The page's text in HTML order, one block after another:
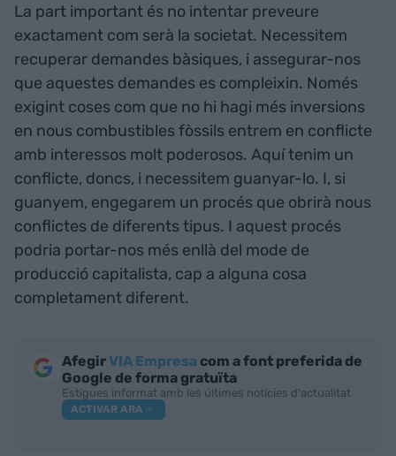
La part important és no intentar preveure
exactament com serà la societat. Necessitem
recuperar demandes bàsiques, i assegurar-nos
que aquestes demandes es compleixin. Només
exigint coses com que no hi hagi més inversions
en nous combustibles fòssils entrem en conflicte
amb interessos molt poderosos. Aquí tenim un
conflicte, doncs, i necessitem guanyar-lo. I, si
guanyem, engegarem un procés que obrirà nous
conflictes de diferents tipus. I aquest procés
podria portar-nos més enllà del mode de
producció capitalista, cap a alguna cosa
completament diferent.
AfegirVIA Empresa com a font preferida de
Google de forma gratuïta
Estigues informat amb les últimes notícies d'actualitat
ACTIVAR ARA